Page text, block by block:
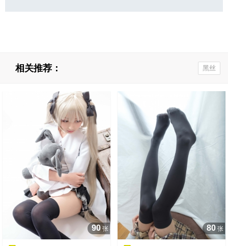
相关推荐： 黑丝
90 张 80 张